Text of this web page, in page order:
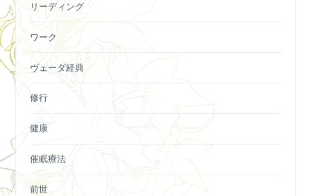
リーディング
ワーク
ヴェーダ経典
修行
健康
催眠療法
前世